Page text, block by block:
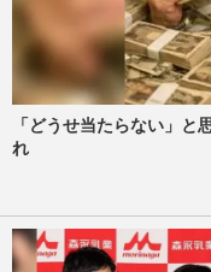
「どうせ当たらない」と
れ